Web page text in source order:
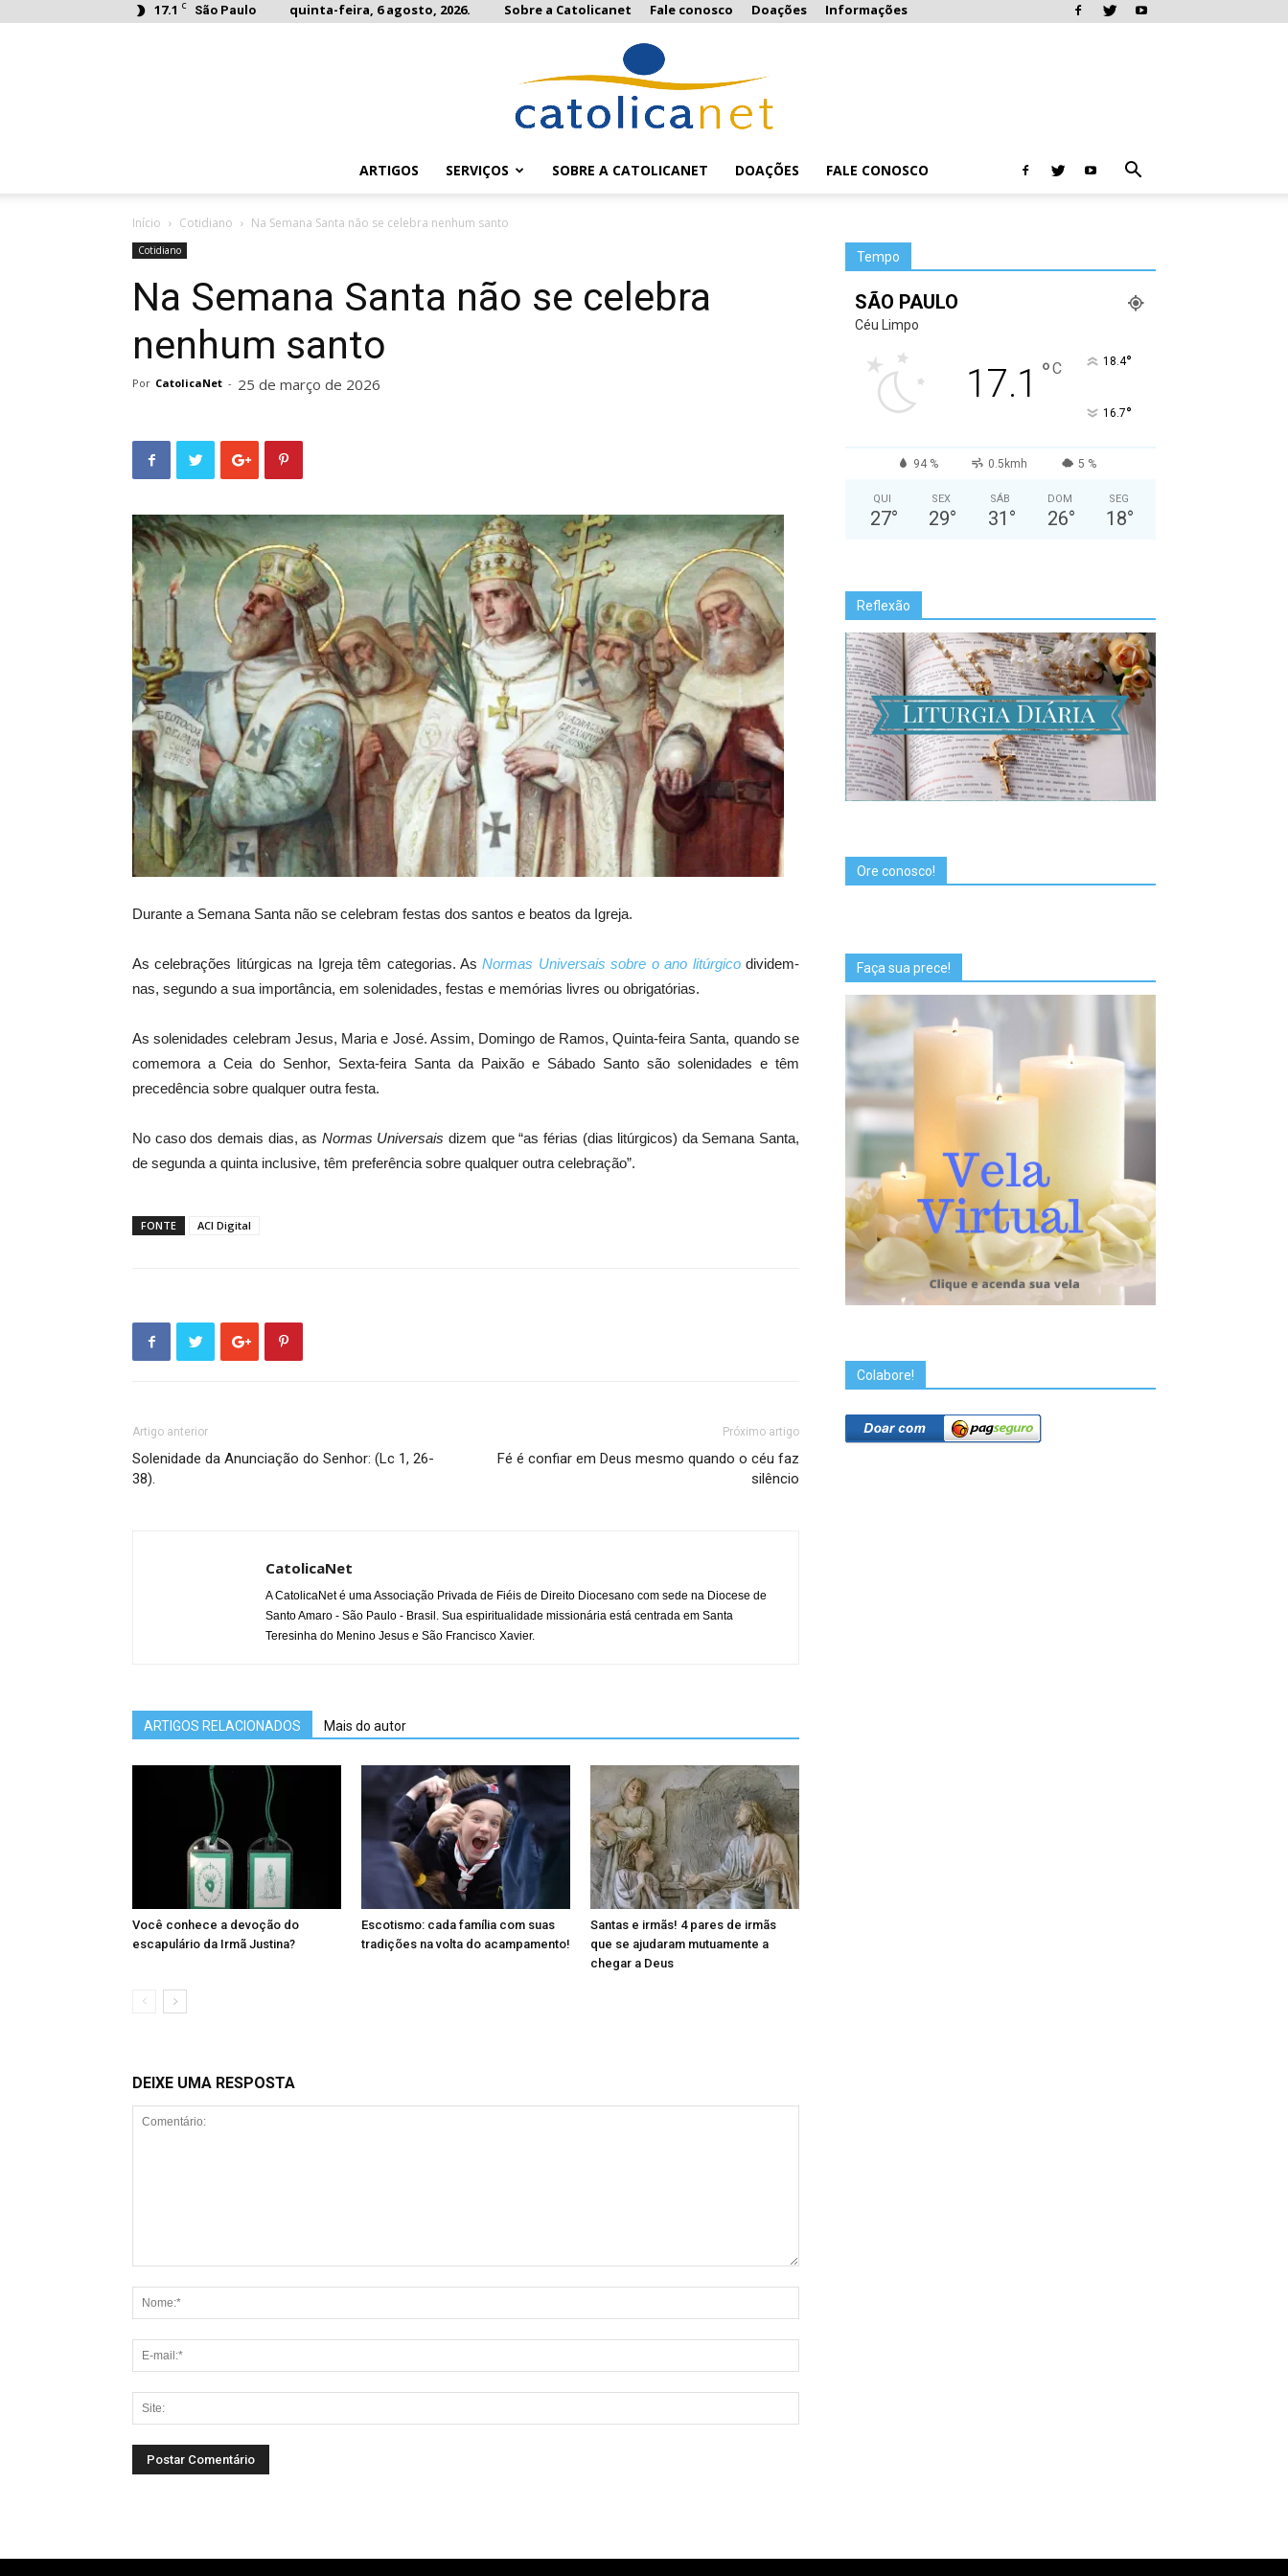
17.1 C São Paulo quinta-feira, 6 agosto, 2026. Sobre a Catolicanet Fale conosco Doações Informações
ARTIGOS SERVIÇOS SOBRE A CATOLICANET DOAÇÕES FALE CONOSCO
Início Cotidiano Na Semana Santa não se celebra nenhum santo
Cotidiano
Na Semana Santa não se celebra
nenhum santo
Por CatolicaNet - 25 de março de 2026
Durante a Semana Santa não se celebram festas dos santos e beatos da Igreja.
As celebrações litúrgicas na Igreja têm categorias. AsNormas Universais sobre o ano litúrgicodividem-
nas, segundo a sua importância, em solenidades, festas e memórias livres ou obrigatórias.
As solenidades celebram Jesus, Maria e José. Assim, Domingo de Ramos, Quinta-feira Santa, quando se
comemora a Ceia do Senhor, Sexta-feira Santa da Paixão e Sábado Santo são solenidades e têm
precedência sobre qualquer outra festa.
No caso dos demais dias, as Normas Universais dizem que “as férias (dias litúrgicos) da Semana Santa,
de segunda a quinta inclusive, têm preferência sobre qualquer outra celebração”.
FONTE ACI Digital
Artigo anterior
Solenidade da Anunciação do Senhor: (Lc 1, 26-
38).
Próximo artigo
Fé é confiar em Deus mesmo quando o céu faz
silêncio
CatolicaNet
A CatolicaNet é uma Associação Privada de Fiéis de Direito Diocesano com sede na Diocese de
Santo Amaro - São Paulo - Brasil. Sua espiritualidade missionária está centrada em Santa
Teresinha do Menino Jesus e São Francisco Xavier.
ARTIGOS RELACIONADOS Mais do autor
Você conhece a devoção do
escapulário da Irmã Justina?
Escotismo: cada família com suas
tradições na volta do acampamento!
Santas e irmãs! 4 pares de irmãs
que se ajudaram mutuamente a
chegar a Deus
DEIXE UMA RESPOSTA
Tempo
SÃO PAULO
Céu Limpo
17.1 °C 18.4°
16.7°
94 % 0.5kmh 5 %
QUI
27°
SEX
29°
SÁB
31 °
DOM
26°
SEG
18°
Reflexão
Ore conosco!
Faça sua prece!
Colabore!